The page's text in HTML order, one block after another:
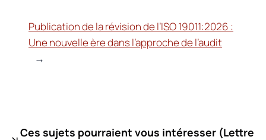
Publication de la révision de l’ISO 19011:2026 :
Une nouvelle ère dans l’approche de l’audit
→
Ces sujets pourraient vous intéresser (Lettre